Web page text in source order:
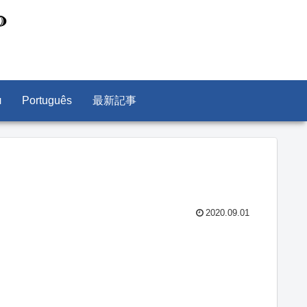
Português 最新記事
2020.09.01